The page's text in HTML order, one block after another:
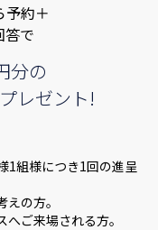
分の
レゼント!
予約＋
答で
組様につき1回の進呈
の方。
ご来場される方。